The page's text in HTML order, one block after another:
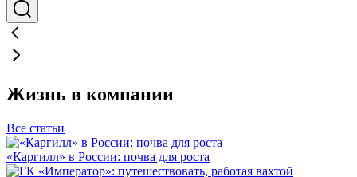
Жизнь в компании
Все статьи
«Каргилл» в России: почва для роста